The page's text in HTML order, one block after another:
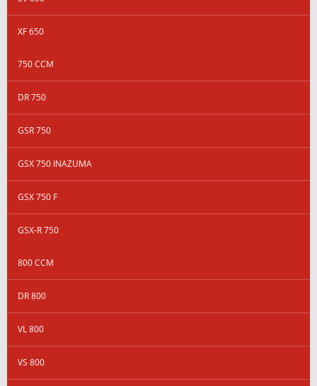
XF 650
750 CCM
DR 750
GSR 750
GSX 750 INAZUMA
GSX 750 F
GSX-R 750
800 CCM
DR 800
VL 800
VS 800